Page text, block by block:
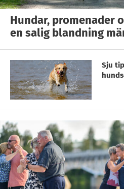
Hundar, promenader
en salig blandning
Sju